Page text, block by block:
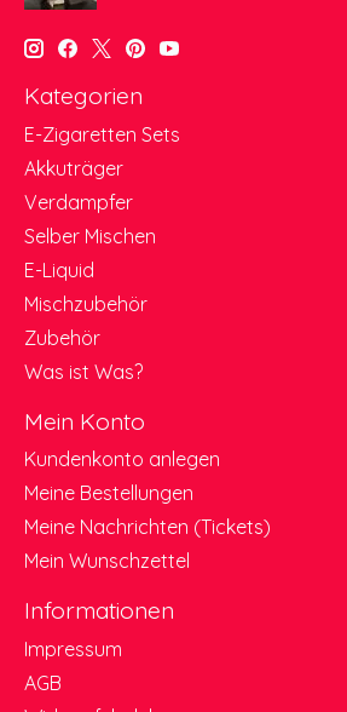
Kategorien
E-Zigaretten Sets
Akkuträger
Verdampfer
Selber Mischen
E-Liquid
Mischzubehör
Zubehör
Was ist Was?
Mein Konto
Kundenkonto anlegen
Meine Bestellungen
Meine Nachrichten (Tickets)
Mein Wunschzettel
Informationen
Impressum
AGB